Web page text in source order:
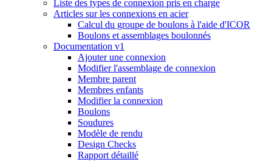
Liste des types de connexion pris en charge
Articles sur les connexions en acier
Calcul du groupe de boulons à l'aide d'ICOR
Boulons et assemblages boulonnés
Documentation v1
Ajouter une connexion
Modifier l'assemblage de connexion
Membre parent
Membres enfants
Modifier la connexion
Boulons
Soudures
Modèle de rendu
Design Checks
Rapport détaillé